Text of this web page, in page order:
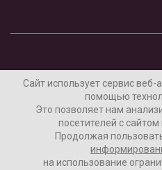
Материалы
Нашли ошибку?
Сайт использует сервис
помощью
Это позволяет нам
посетителей с
Продолжая
на использование